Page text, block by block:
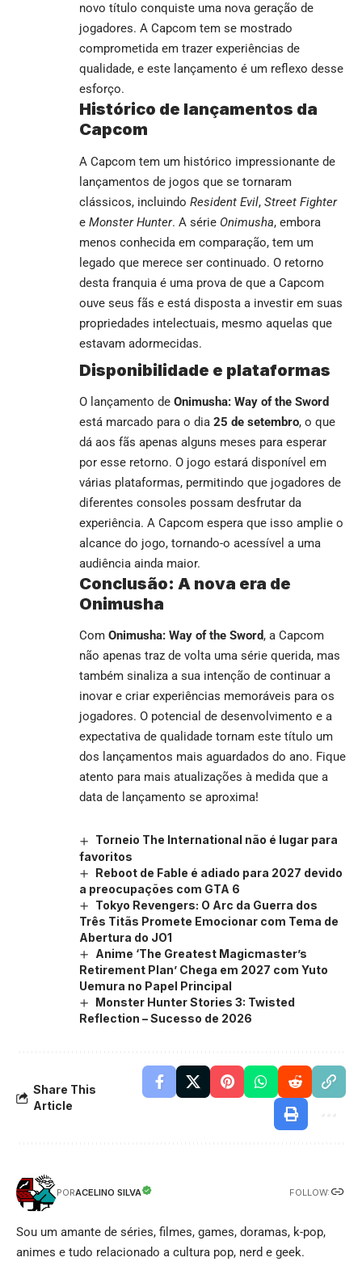
novo título conquiste uma nova geração de
jogadores. A Capcom tem se mostrado
comprometida em trazer experiências de
qualidade, e este lançamento é um reflexo desse
esforço.
Histórico de lançamentos da
Capcom
A Capcom tem um histórico impressionante de
lançamentos de jogos que se tornaram
clássicos, incluindo Resident Evil, Street Fighter
e Monster Hunter. A série Onimusha, embora
menos conhecida em comparação, tem um
legado que merece ser continuado. O retorno
desta franquia é uma prova de que a Capcom
ouve seus fãs e está disposta a investir em suas
propriedades intelectuais, mesmo aquelas que
estavam adormecidas.
Disponibilidade e plataformas
O lançamento de Onimusha: Way of the Sword
está marcado para o dia 25 de setembro, o que
dá aos fãs apenas alguns meses para esperar
por esse retorno. O jogo estará disponível em
várias plataformas, permitindo que jogadores de
diferentes consoles possam desfrutar da
experiência. A Capcom espera que isso amplie o
alcance do jogo, tornando-o acessível a uma
audiência ainda maior.
Conclusão: A nova era de
Onimusha
Com Onimusha: Way of the Sword, a Capcom
não apenas traz de volta uma série querida, mas
também sinaliza a sua intenção de continuar a
inovar e criar experiências memoráveis para os
jogadores. O potencial de desenvolvimento e a
expectativa de qualidade tornam este título um
dos lançamentos mais aguardados do ano. Fique
atento para mais atualizações à medida que a
data de lançamento se aproxima!
Torneio The International não é lugar para
favoritos
Reboot de Fable é adiado para 2027 devido
a preocupações com GTA 6
Tokyo Revengers: O Arc da Guerra dos
Três Titãs Promete Emocionar com Tema de
Abertura do JO1
Anime ‘The Greatest Magicmaster’s
Retirement Plan’ Chega em 2027 com Yuto
Uemura no Papel Principal
Monster Hunter Stories 3: Twisted
Reflection – Sucesso de 2026
Share This
Article
PORACELINO SILVA FOLLOW:
Sou um amante de séries, filmes, games, doramas, k-pop,
animes e tudo relacionado a cultura pop, nerd e geek.